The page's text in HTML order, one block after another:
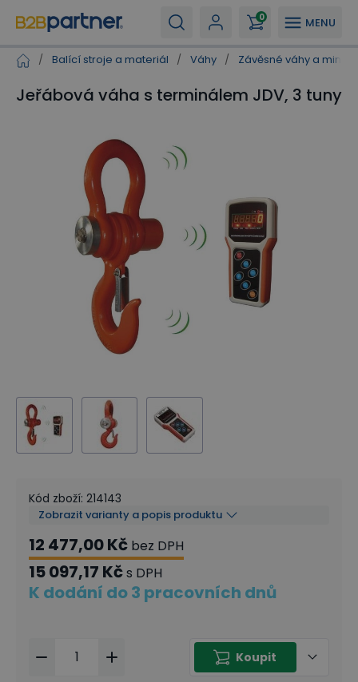
MENU
0
/ Balící stroje a materiál / Váhy / Závěsné váhy a
Jeřábová váha s terminálem JDV, 3 tuny
Kód zboží: 214143
Zobrazit varianty a popis produktu
12 477,00 Kč bez DPH
15 097,17 Kčs DPH
K dodání do 3 pracovních dnů
Koupit